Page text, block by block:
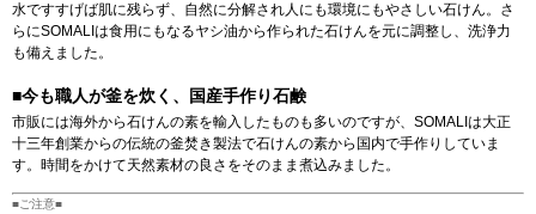
水ですすげば肌に残らず、自然に分解され人にも環境にもやさしい石けん。さ
らにSOMALIは食用にもなるヤシ油から作られた石けんを元に調整し、洗浄力
も備えました。
■今も職人が釜を炊く、国産手作り石鹸
市販には海外から石けんの素を輸入したものも多いのですが、SOMALIは大正
十三年創業からの伝統の釜焚き製法で石けんの素から国内で手作りしていま
す。時間をかけて天然素材の良さをそのまま煮込みました。
■ご注意■